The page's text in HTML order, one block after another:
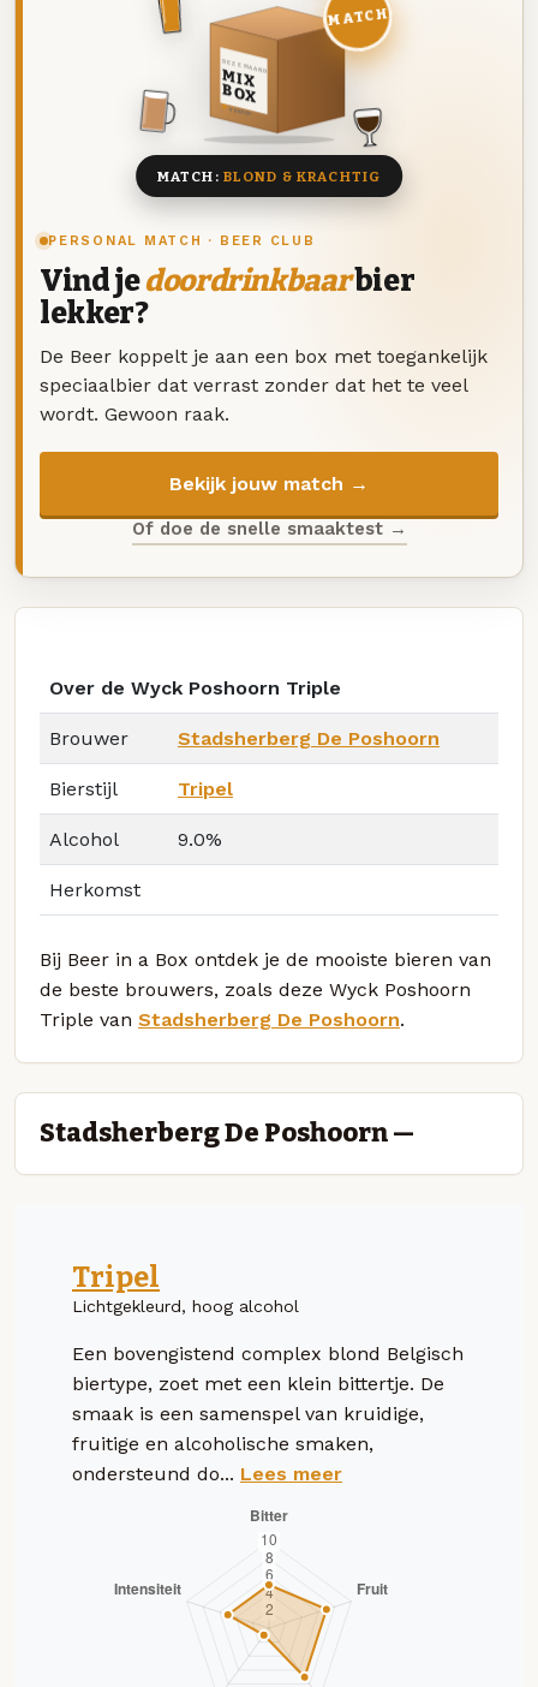
PERSONAL MATCH · BEER CLUB
Vind jedoordrinkbaarbier
lekker?
De Beer koppelt je aan een box met toegankelijk
speciaalbier dat verrast zonder dat het te veel
wordt. Gewoon raak.
Bekijk jouw match →
Of doe de snelle smaaktest →
DEZE MAAND
MIX
BOX
8 BIEREN
MATCH
MATCH: BLOND & KRACHTIG
Over de Wyck Poshoorn Triple
Brouwer Stadsherberg De Poshoorn
Bierstijl Tripel
Alcohol 9.0%
Herkomst
Bij Beer in a Box ontdek je de mooiste bieren van
de beste brouwers, zoals deze Wyck Poshoorn
Triple van Stadsherberg De Poshoorn.
Stadsherberg De Poshoorn —
Tripel
Lichtgekleurd, hoog alcohol
Een bovengistend complex blond Belgisch
biertype, zoet met een klein bittertje. De
smaak is een samenspel van kruidige,
fruitige en alcoholische smaken,
ondersteund do... Lees meer